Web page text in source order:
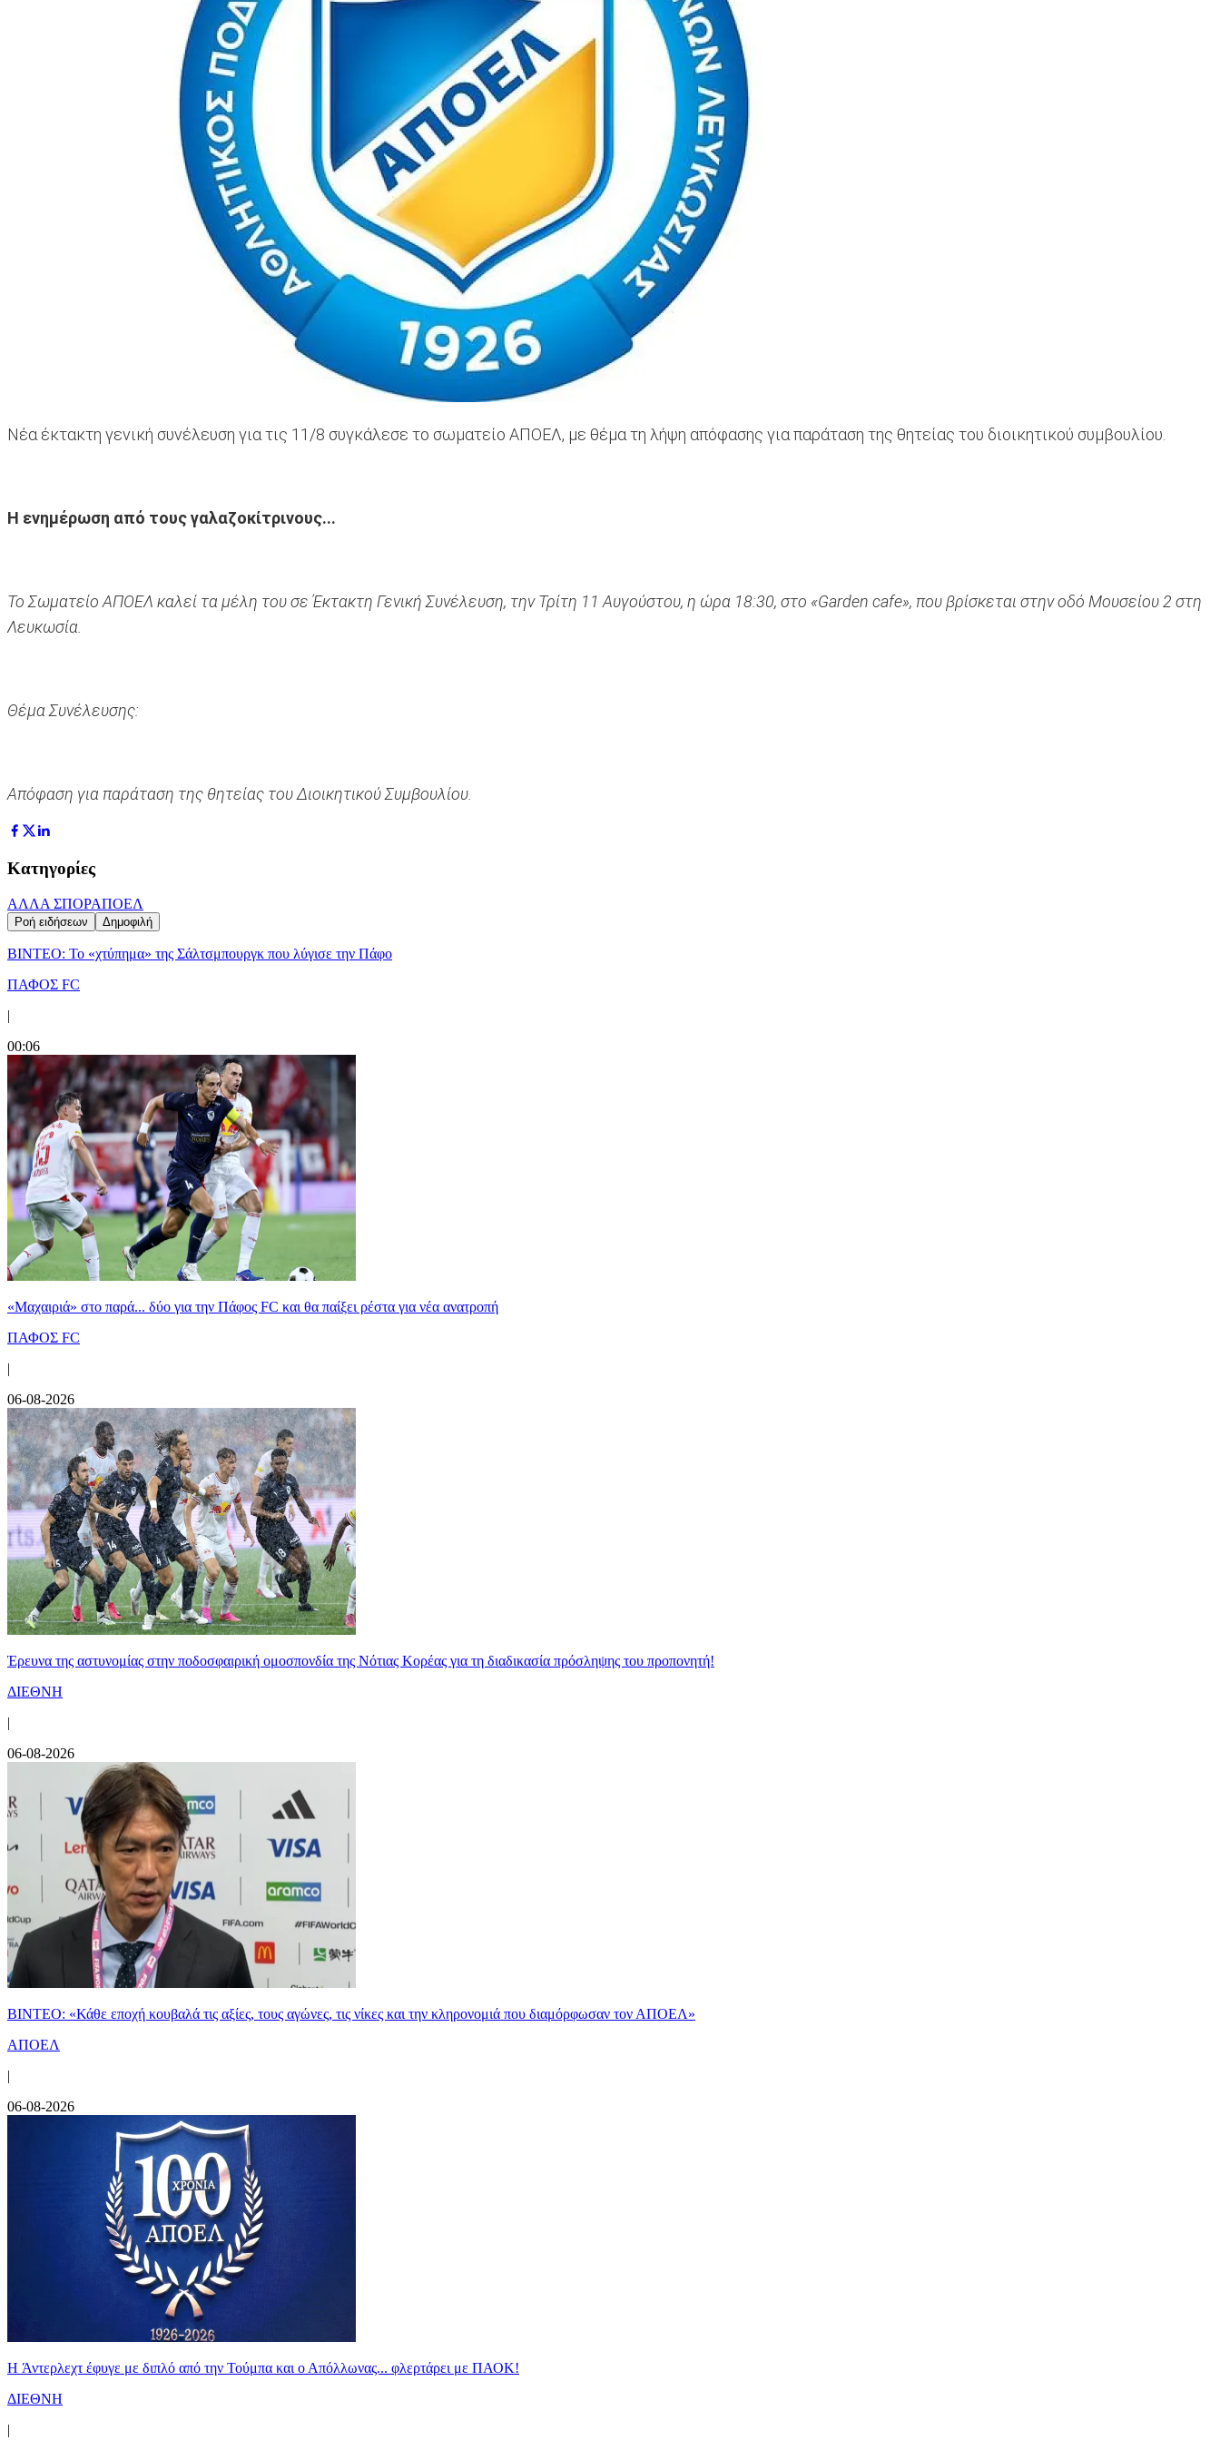
Νέα έκτακτη γενική συνέλευση για τις 11/8 συγκάλεσε το σωματείο ΑΠΟΕΛ, με θέμα τη λήψη απόφασης για παράταση της θητείας του διοικητικού συμβουλίου.
Η ενημέρωση από τους γαλαζοκίτρινους...
Το Σωματείο ΑΠΟΕΛ καλεί τα μέλη του σε Έκτακτη Γενική Συνέλευση, την Τρίτη 11 Αυγούστου, η ώρα 18:30, στο «Garden cafe», που βρίσκεται στην οδό Μουσείου 2 στη
Λευκωσία.
Θέμα Συνέλευσης:
Απόφαση για παράταση της θητείας του Διοικητικού Συμβουλίου.
Κατηγορίες
ΑΛΛΑ ΣΠΟΡΑΠΟΕΛ
Ροή ειδήσεων Δημοφιλή
ΒΙΝΤΕΟ: Το «χτύπημα» της Σάλτσμπουργκ που λύγισε την Πάφο
ΠΑΦΟΣ FC
|
00:06
«Μαχαιριά» στο παρά... δύο για την Πάφος FC και θα παίξει ρέστα για νέα ανατροπή
ΠΑΦΟΣ FC
|
06-08-2026
Έρευνα της αστυνομίας στην ποδοσφαιρική ομοσπονδία της Νότιας Κορέας για τη διαδικασία πρόσληψης του προπονητή!
ΔΙΕΘΝΗ
|
06-08-2026
ΒΙΝΤΕΟ: «Κάθε εποχή κουβαλά τις αξίες, τους αγώνες, τις νίκες και την κληρονομιά που διαμόρφωσαν τον ΑΠΟΕΛ»
ΑΠΟΕΛ
|
06-08-2026
H Άντερλεχτ έφυγε με διπλό από την Τούμπα και ο Απόλλωνας... φλερτάρει με ΠΑΟΚ!
ΔΙΕΘΝΗ
|